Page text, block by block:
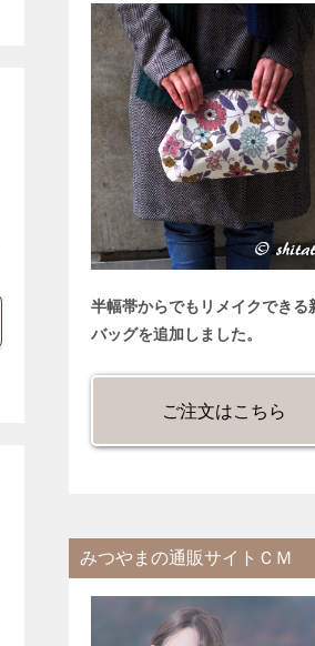
半幅帯からでもリメイクできる
バッグを追加しました。
ご注文はこちら
みつやまの通販サイトＣＭ